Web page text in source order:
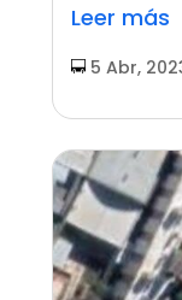
Leer más
5 Abr,